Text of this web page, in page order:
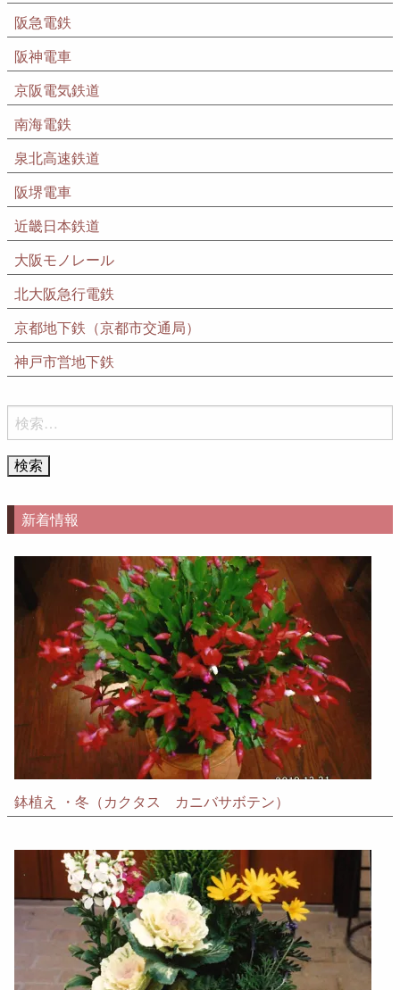
阪急電鉄
阪神電車
京阪電気鉄道
南海電鉄
泉北高速鉄道
阪堺電車
近畿日本鉄道
大阪モノレール
北大阪急行電鉄
京都地下鉄（京都市交通局）
神戸市営地下鉄
検
索:
新着情報
鉢植え ・冬（カクタス カニバサボテン）